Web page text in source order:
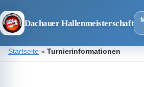
Dachauer Hallenmeisterschaft
ZumStartseite » Turnierinformationen